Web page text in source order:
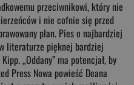
przeciwnikowi, który nie
i nie cofnie się przed
plan. Pies o najbardziej
literaturze pięknej bardziej
„Oddany” ma potencjał, by
Press Nowa powieść Deana